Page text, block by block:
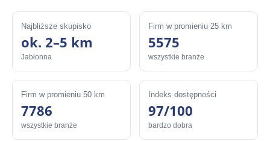
Najbliższe skupisko
ok. 2–5 km
Jabłonna
Firm w promieniu 25 km
5575
wszystkie branże
Firm w promieniu 50 km
7786
wszystkie branże
Indeks dostępności
97/100
bardzo dobra